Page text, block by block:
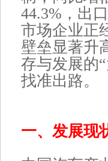
44.3%，出
市场企业正
壁垒显著升
存与发展的
找准出路。
一、发展现